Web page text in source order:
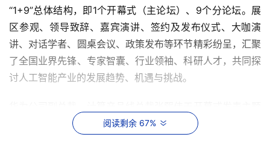
“1+9”总体结构，即1个开幕式（主论坛）、9个分论坛。展
区参观、领导致辞、嘉宾演讲、签约及发布仪式、大咖演
讲、对话学者、圆桌会议、政策发布等环节精彩纷呈，汇聚
了全国业界先锋、专家智囊、行业领袖、科研人才，共同探
讨人工智能产业的发展趋势、机遇与挑战。
演讲。他表示，在北京各界的支持下，北京昇腾人工智能计
阅读剩余 67%